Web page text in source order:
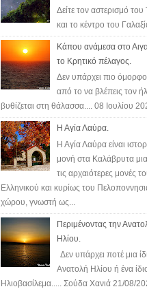
Δείτε τον αστερισμό του
και το κέντρο του
Κάπου ανάμεσα στο
το Κρητικό πέλαγος.
Δεν υπάρχει πιο
από το να βλέπεις τον
βυθίζεται στη θάλασσα.... 08 Ιουλίου
Η Αγία Λαύρα.
Η Αγία Λαύρα είναι
μονή στα Καλάβρυτα
τις αρχαιότερες μονές
Ελληνικού και κυρίως του
χώρου, γνωστή ως...
Περιμένοντας την
Ηλίου.
Δεν υπάρχει ποτέ μια
Ανατολή Ηλίου ή ένα
Ηλιοβασίλεμα..... Σούδα Χανιά 21/08/